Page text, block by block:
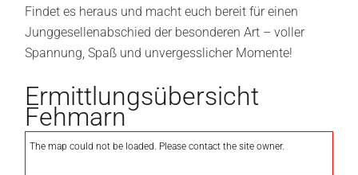
Findet es heraus und macht euch bereit für einen
Junggesellenabschied der besonderen Art – voller
Spannung, Spaß und unvergesslicher Momente!
Ermittlungsübersicht
Fehmarn
The map could not be loaded. Please contact the site owner.